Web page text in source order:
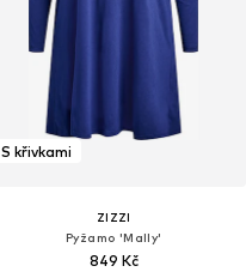
S křivkami
ZIZZI
Pyžamo 'Mally'
849 Kč